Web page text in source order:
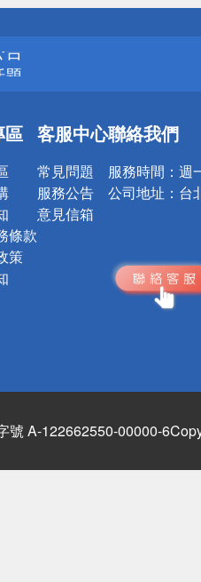
！請小心！
告
惠
！請小心！
區
條款
策
客服中心
常見問題
服務公告
意見信箱
聯絡我們
服務時間： 週
公司地址： 台
號 A-122662550-00000-6